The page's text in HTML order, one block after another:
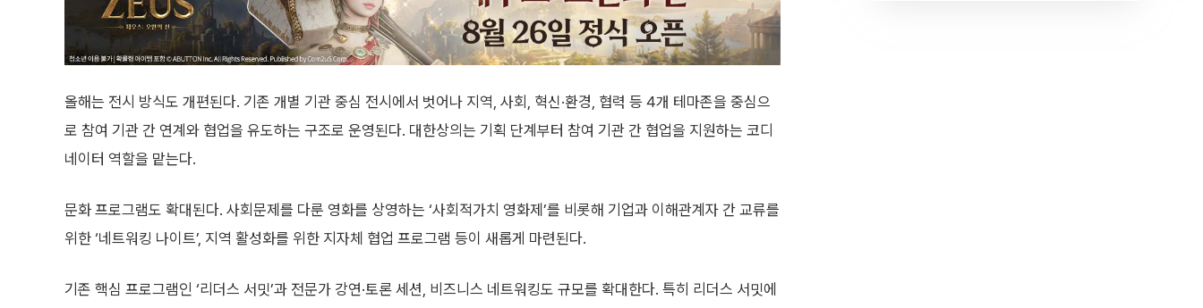
올해는 전시 방식도 개편된다. 기존 개별 기관 중심 전시에서 벗어나 지역, 사회, 혁신·환경, 협력 등 4개 테마존을 중심으
로 참여 기관 간 연계와 협업을 유도하는 구조로 운영된다. 대한상의는 기획 단계부터 참여 기관 간 협업을 지원하는 코디
네이터 역할을 맡는다.
문화 프로그램도 확대된다. 사회문제를 다룬 영화를 상영하는 ‘사회적가치 영화제’를 비롯해 기업과 이해관계자 간 교류를
위한 ‘네트워킹 나이트’, 지역 활성화를 위한 지자체 협업 프로그램 등이 새롭게 마련된다.
기존 핵심 프로그램인 ‘리더스 서밋’과 전문가 강연·토론 세션, 비즈니스 네트워킹도 규모를 확대한다. 특히 리더스 서밋에